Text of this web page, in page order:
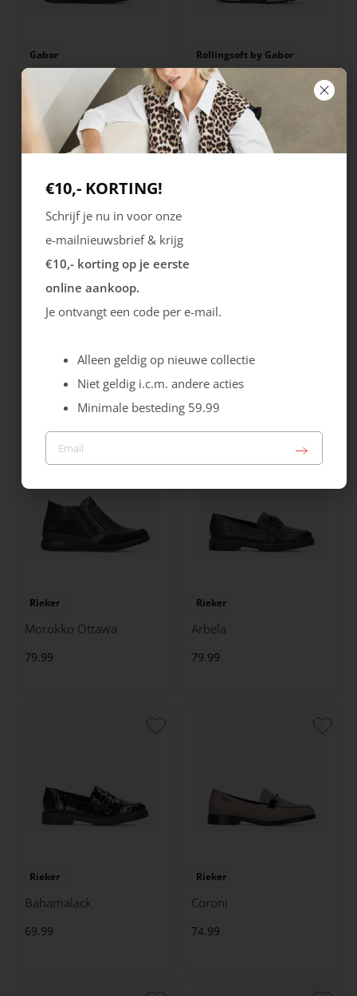
Gabor
Samtch Lamm
129.99
Rollingsoft by Gabor
Sneaker
139.99
Havanna Morokko
84.99
Rieker
Morokko Ottawa
79.99
Rieker
Arbela
79.99
Rieker
Bahamalack
69.99
Rieker
Coroni
74.99
€10,- KORTING!
Schrijf je nu in voor onze
e-mailnieuwsbrief & krijg
€10,- korting op je eerste
online aankoop.
Je ontvangt een code per e-mail.
Alleen geldig op nieuwe collectie
Niet geldig i.c.m. andere acties
Minimale besteding 59.99